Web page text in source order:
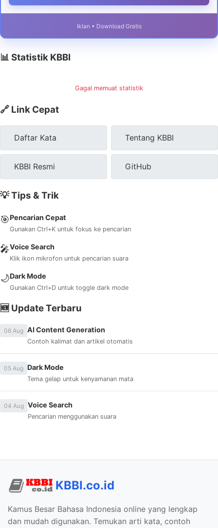
Iklan • Download Gratis
📊 Statistik KBBI
Gagal memuat statistik
🔗 Link Cepat
Daftar Kata Tentang KBBI
KBBI Resmi GitHub
💡 Tips & Trik
🎯Pencarian Cepat
Gunakan Ctrl+K untuk fokus ke pencarian
🎤Voice Search
Klik ikon mikrofon untuk pencarian suara
🌙Dark Mode
Gunakan Ctrl+D untuk toggle dark mode
🆕 Update Terbaru
06 Aug AI Content Generation
Contoh kalimat dan artikel otomatis
05 Aug Dark Mode
Tema gelap untuk kenyamanan mata
04 Aug Voice Search
Pencarian menggunakan suara
KBBI.co.id
Kamus Besar Bahasa Indonesia online yang lengkap
dan mudah digunakan. Temukan arti kata, contoh